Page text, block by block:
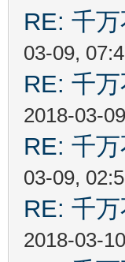
RE: 千
03-09,
RE: 千
2018-03-
RE: 千
03-09,
RE: 千
2018-03-